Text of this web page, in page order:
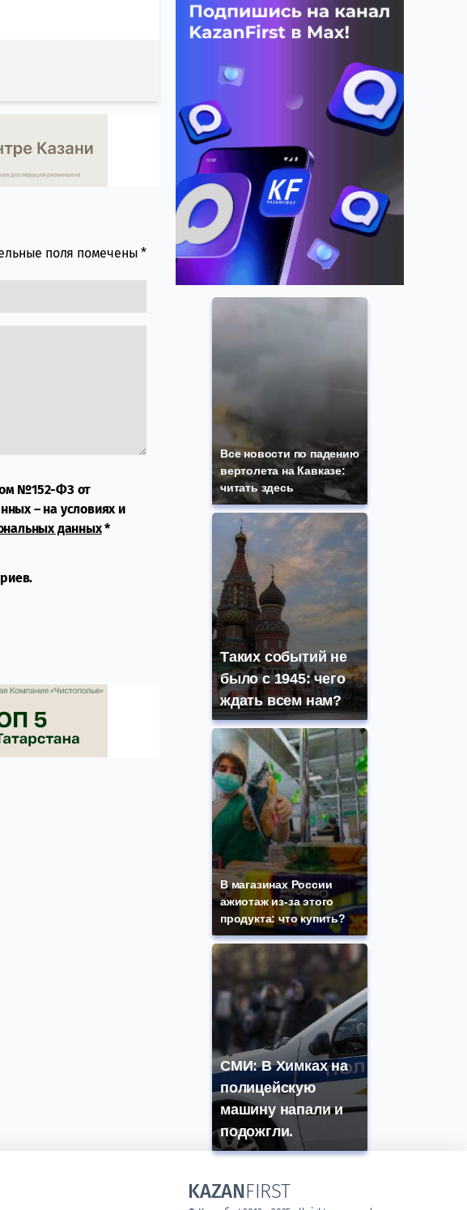
поля помечены*
№152-ФЗ от
– на условиях и
данных*
Все новости по падению
вертолета на Кавказе:
читать здесь
Таких событий не
было с 1945: чего
ждать всем нам?
В магазинах России
ажиотаж из-за этого
продукта: что купить?
СМИ: В Химках на
полицейскую
машину напали и
подожгли.
KAZANFIRST